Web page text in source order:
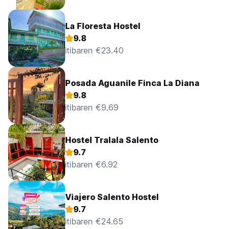
La Floresta Hostel
9.8
itibaren €23.40
Posada Aguanile Finca La Diana
9.8
itibaren €9.69
Hostel Tralala Salento
9.7
itibaren €6.92
Viajero Salento Hostel
9.7
itibaren €24.65